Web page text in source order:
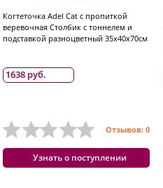
Когтеточка Adel Cat с пропиткой
веревочная Столбик с тоннелем и
подставкой разноцветный 35x40x70см
1638 руб.
Отзывов: 0
Узнать о поступлении